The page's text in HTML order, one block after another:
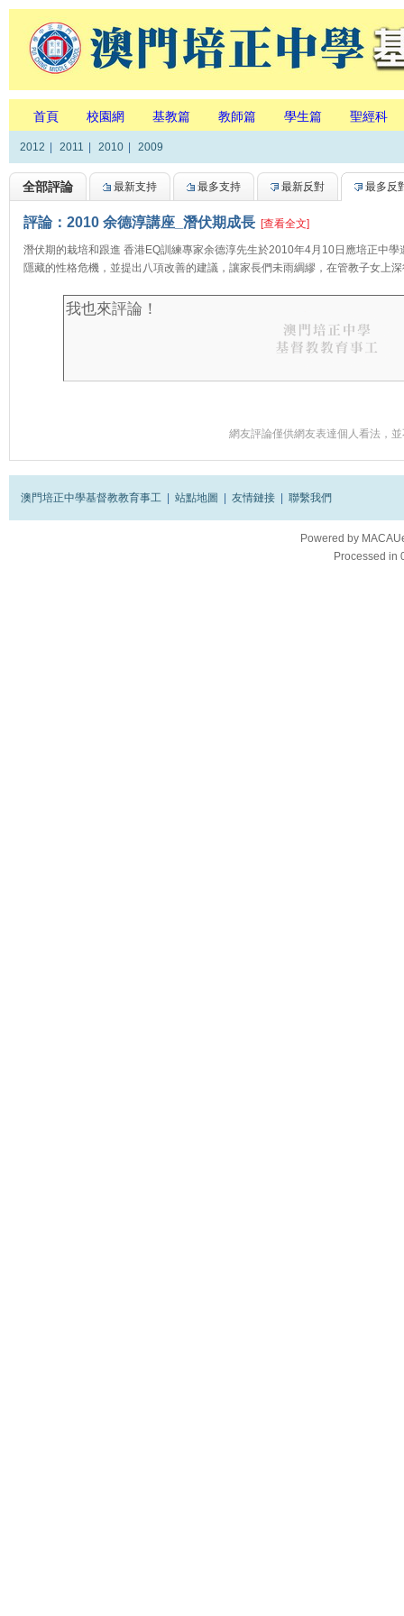
首頁 校園網 基教篇 教師篇 學生篇 聖經科
2012 2011 2010 2009
全部評論 最新支持 最多支持 最新反對 最多反
評論：2010 余德淳講座_潛伏期成長 [查看全文]
潛伏期的栽培和跟進 香港EQ訓練專家余德淳先生於2010年4月10日應培正中
隱藏的性格危機，並提出八項改善的建議，讓家長們未雨綢繆，在管教子女上
網友評論僅供網友表達個人看法，
澳門培正中學基督教教育事工 站點地圖 友情鏈接 聯繫我們
Powered by
Processed in